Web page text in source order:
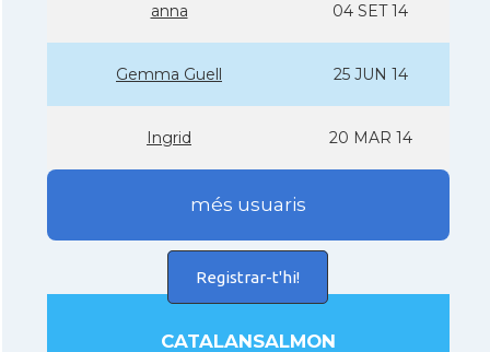
anna 04 SET 14
Gemma Guell 25 JUN 14
Ingrid 20 MAR 14
més usuaris
Registrar-t'hi!
CATALANSALMON